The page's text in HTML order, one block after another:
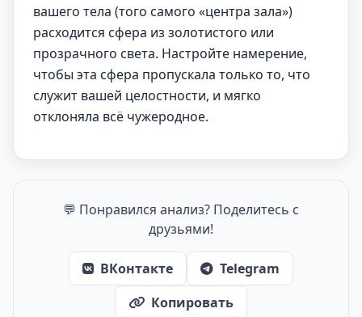
вашего тела (того самого «центра зала»)
расходится сфера из золотистого или
прозрачного света. Настройте намерение,
чтобы эта сфера пропускала только то, что
служит вашей целостности, и мягко
отклоняла всё чужеродное.
💬 Понравился анализ? Поделитесь с
друзьями!
ВКонтакте
Telegram
Копировать